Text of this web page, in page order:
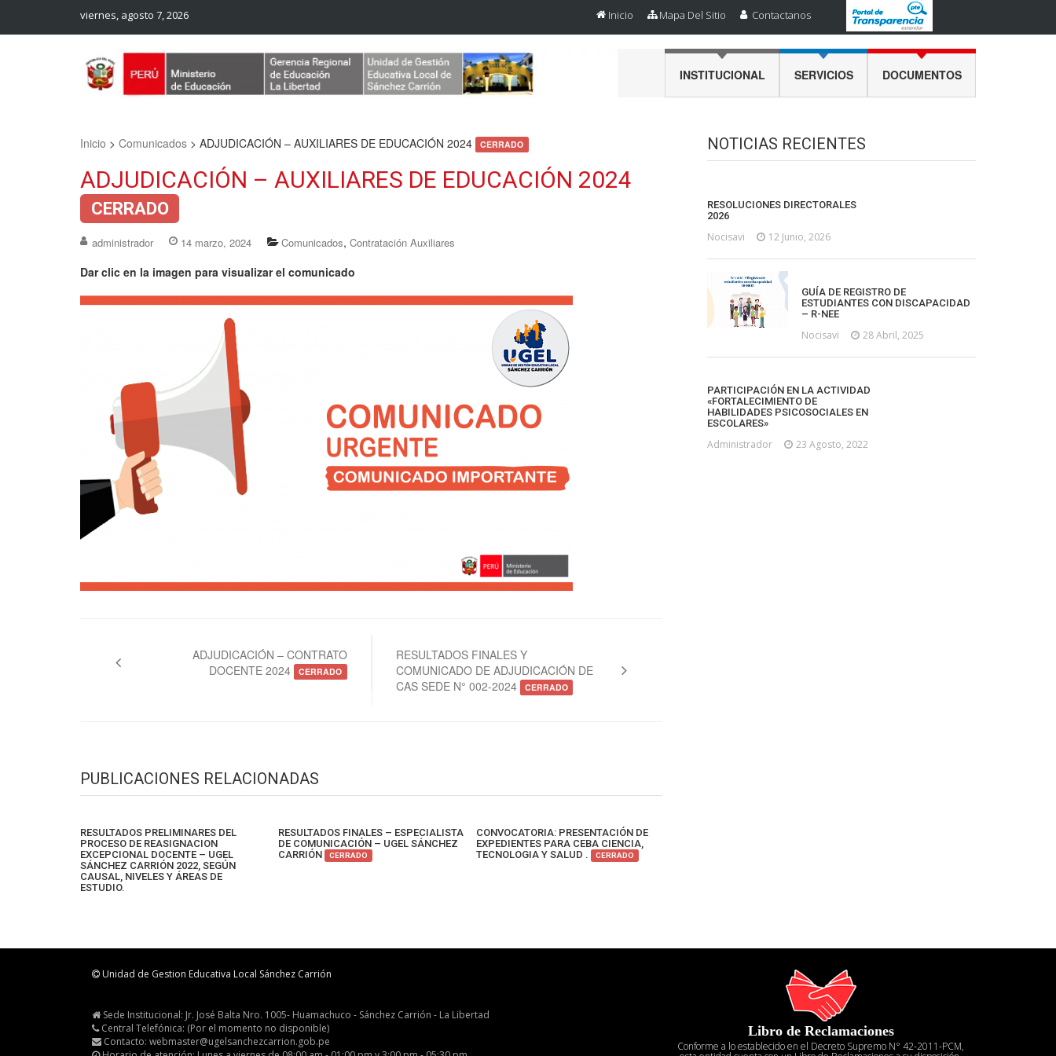
viernes, agosto 7, 2026 Inicio Mapa Del Sitio Contactanos
INSTITUCIONAL SERVICIOS DOCUMENTOS
Inicio > Comunicados > ADJUDICACIÓN – AUXILIARES DE EDUCACIÓN 2024 CERRADO
ADJUDICACIÓN – AUXILIARES DE EDUCACIÓN 2024
CERRADO
administrador 14 marzo, 2024 Comunicados, Contratación Auxiliares
Dar clic en la imagen para visualizar el comunicado
ADJUDICACIÓN – CONTRATO
DOCENTE 2024
CERRADO
RESULTADOS FINALES Y
COMUNICADO DE ADJUDICACIÓN DE
CAS SEDE N° 002-2024
CERRADO
PUBLICACIONES RELACIONADAS
RESULTADOS PRELIMINARES DEL
PROCESO DE REASIGNACION
EXCEPCIONAL DOCENTE – UGEL
SÁNCHEZ CARRIÓN 2022, SEGÚN
CAUSAL, NIVELES Y ÁREAS DE
ESTUDIO.
RESULTADOS FINALES – ESPECIALISTA
DE COMUNICACIÓN – UGEL SÁNCHEZ
CARRIÓN
CERRADO
CONVOCATORIA: PRESENTACIÓN DE
EXPEDIENTES PARA CEBA CIENCIA,
TECNOLOGIA Y SALUD .
CERRADO
NOTICIAS RECIENTES
RESOLUCIONES DIRECTORALES
2026
Nocisavi 12 Junio, 2026
GUÍA DE REGISTRO DE
ESTUDIANTES CON DISCAPACIDAD
– R-NEE
Nocisavi 28 Abril, 2025
PARTICIPACIÓN EN LA ACTIVIDAD
«FORTALECIMIENTO DE
HABILIDADES PSICOSOCIALES EN
ESCOLARES»
Administrador 23 Agosto, 2022
Unidad de Gestion Educativa Local Sánchez Carrión
Sede Institucional: Jr. José Balta Nro. 1005- Huamachuco - Sánchez Carrión - La Libertad
Central Telefónica: (Por el momento no disponible)
Contacto: webmaster@ugelsanchezcarrion.gob.pe
Libro de Reclamaciones
Conforme a lo establecido en el Decreto Supremo N° 42-2011-PCM,